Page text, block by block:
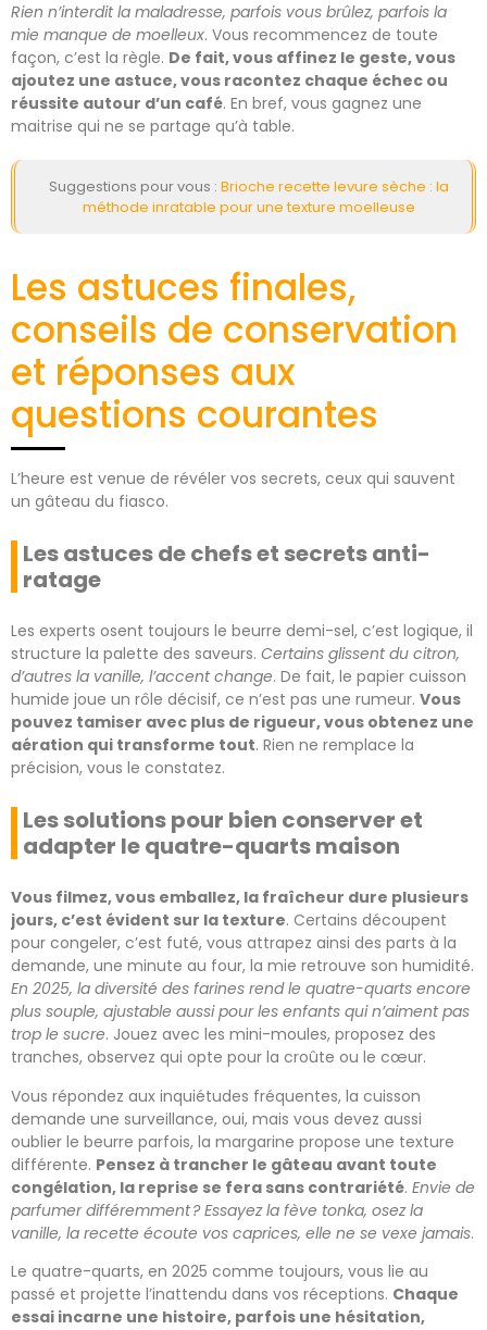
Rien n’interdit la maladresse, parfois vous brûlez, parfois la
mie manque de moelleux. Vous recommencez de toute
façon, c’est la règle. De fait, vous affinez le geste, vous
ajoutez une astuce, vous racontez chaque échec ou
réussite autour d’un café. En bref, vous gagnez une
maitrise qui ne se partage qu’à table.
Suggestions pour vous : Brioche recette levure sèche : la
méthode inratable pour une texture moelleuse
Les astuces finales,
conseils de conservation
et réponses aux
questions courantes
L’heure est venue de révéler vos secrets, ceux qui sauvent
un gâteau du fiasco.
Les astuces de chefs et secrets anti-
ratage
Les experts osent toujours le beurre demi-sel, c’est logique, il
structure la palette des saveurs. Certains glissent du citron,
d’autres la vanille, l’accent change. De fait, le papier cuisson
humide joue un rôle décisif, ce n’est pas une rumeur. Vous
pouvez tamiser avec plus de rigueur, vous obtenez une
aération qui transforme tout. Rien ne remplace la
précision, vous le constatez.
Les solutions pour bien conserver et
adapter le quatre-quarts maison
Vous filmez, vous emballez, la fraîcheur dure plusieurs
jours, c’est évident sur la texture. Certains découpent
pour congeler, c’est futé, vous attrapez ainsi des parts à la
demande, une minute au four, la mie retrouve son humidité.
En 2025, la diversité des farines rend le quatre-quarts encore
plus souple, ajustable aussi pour les enfants qui n’aiment pas
trop le sucre. Jouez avec les mini-moules, proposez des
tranches, observez qui opte pour la croûte ou le cœur.
Vous répondez aux inquiétudes fréquentes, la cuisson
demande une surveillance, oui, mais vous devez aussi
oublier le beurre parfois, la margarine propose une texture
différente. Pensez à trancher le gâteau avant toute
congélation, la reprise se fera sans contrariété. Envie de
parfumer différemment ? Essayez la fève tonka, osez la
vanille, la recette écoute vos caprices, elle ne se vexe jamais.
Le quatre-quarts, en 2025 comme toujours, vous lie au
passé et projette l’inattendu dans vos réceptions. Chaque
essai incarne une histoire, parfois une hésitation,